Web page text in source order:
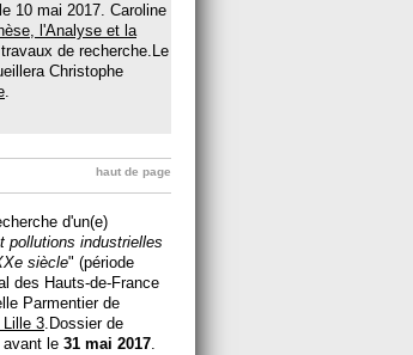
10 mai 2017. Caroline
l'Analyse et la
de recherche.Le
Christophe
.
haut de page
d'un(e)
pollutions industrielles
siècle" (période
des Hauts-de-France
Parmentier de
Lille 3.Dossier de
avant le 31 mai 2017.